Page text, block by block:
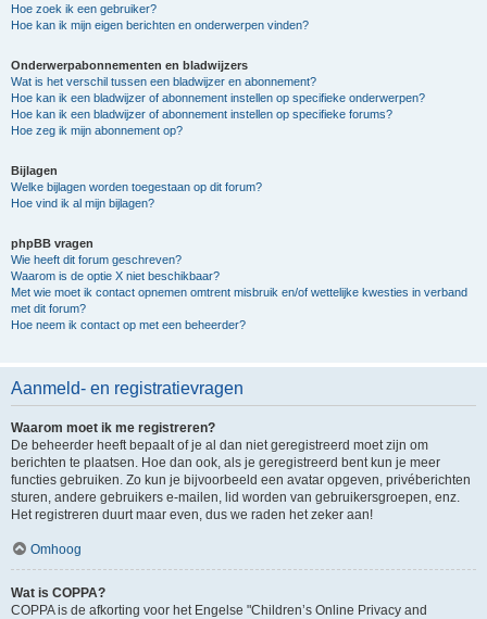
Hoe zoek ik een gebruiker?
Hoe kan ik mijn eigen berichten en onderwerpen vinden?
Onderwerpabonnementen en bladwijzers
Wat is het verschil tussen een bladwijzer en abonnement?
Hoe kan ik een bladwijzer of abonnement instellen op specifieke onderwerpen?
Hoe kan ik een bladwijzer of abonnement instellen op specifieke forums?
Hoe zeg ik mijn abonnement op?
Bijlagen
Welke bijlagen worden toegestaan op dit forum?
Hoe vind ik al mijn bijlagen?
phpBB vragen
Wie heeft dit forum geschreven?
Waarom is de optie X niet beschikbaar?
Met wie moet ik contact opnemen omtrent misbruik en/of wettelijke kwesties in verband
met dit forum?
Hoe neem ik contact op met een beheerder?
Aanmeld- en registratievragen
Waarom moet ik me registreren?
De beheerder heeft bepaalt of je al dan niet geregistreerd moet zijn om
berichten te plaatsen. Hoe dan ook, als je geregistreerd bent kun je meer
functies gebruiken. Zo kun je bijvoorbeeld een avatar opgeven, privéberichten
sturen, andere gebruikers e-mailen, lid worden van gebruikersgroepen, enz.
Het registreren duurt maar even, dus we raden het zeker aan!
Omhoog
Wat is COPPA?
COPPA is de afkorting voor het Engelse "Children’s Online Privacy and